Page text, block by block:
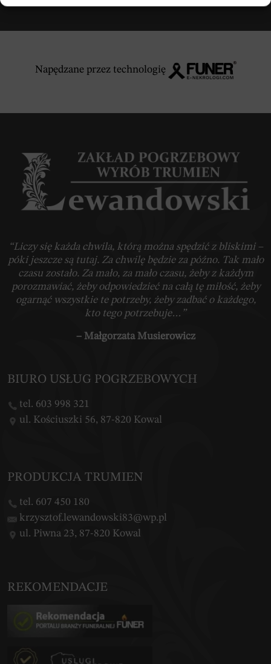
Napędzane przez technologię
“Liczy się każda chwila, którą można spędzić z bliskimi –
póki jeszcze są tutaj. Za chwilę będzie za późno. Tak mało
czasu zostało. Za mało, za mało czasu, żeby z każdym
porozmawiać, żeby odpowiedzieć na całą tę miłość, żeby
ogarnąć wszystkie te potrzeby, żeby zadbać o każdego,
kto tego potrzebuje…”
– Małgorzata Musierowicz
BIURO USŁUG POGRZEBOWYCH
tel. 603 998 321
ul. Kościuszki 56, 87-820 Kowal
PRODUKCJA TRUMIEN
tel. 607 450 180
krzysztof.lewandowski83@wp.pl
ul. Piwna 23, 87-820 Kowal
REKOMENDACJE